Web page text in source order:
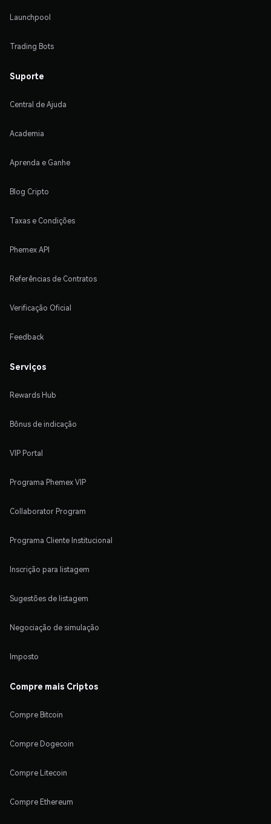
Launchpool
Trading Bots
Suporte
Central de Ajuda
Academia
Aprenda e Ganhe
Blog Cripto
Taxas e Condições
Phemex API
Referências de Contratos
Verificação Oficial
Feedback
Serviços
Rewards Hub
Bônus de indicação
VIP Portal
Programa Phemex VIP
Collaborator Program
Programa Cliente Institucional
Inscrição para listagem
Sugestões de listagem
Negociação de simulação
Imposto
Compre mais Criptos
Compre Bitcoin
Compre Dogecoin
Compre Litecoin
Compre Ethereum